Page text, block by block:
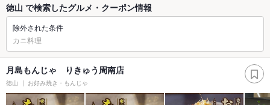
徳山 で検索したグルメ・クーポン情報
除外された条件
カニ料理
月島もんじゃ りきゅう周南店
徳山 お好み焼き・もんじゃ